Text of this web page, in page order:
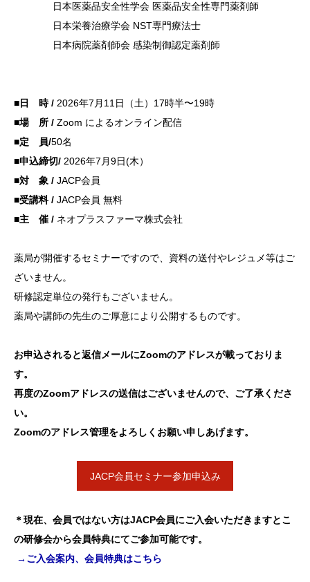
日本医薬品安全性学会 医薬品安全性専門薬剤師
日本栄養治療学会 NST専門療法士
日本病院薬剤師会 感染制御認定薬剤師
■日 時 / 2026年7月11日（土）17時半〜19時
■場 所 / Zoom によるオンライン配信
■定 員/50名
■申込締切/ 2026年7月9日(木）
■対 象 / JACP会員
■受講料 / JACP会員 無料
■主 催 / ネオプラスファーマ株式会社
薬局が開催するセミナーですので、資料の送付やレジュメ等はご
ざいません。
研修認定単位の発行もございません。
薬局や講師の先生のご厚意により公開するものです。
お申込されると返信メールにZoomのアドレスが載っておりま
す。
再度のZoomアドレスの送信はございませんので、ご了承くださ
い。
Zoomのアドレス管理をよろしくお願い申しあげます。
JACP会員セミナー参加申込み
＊現在、会員ではない方はJACP会員にご入会いただきますとこ
の研修会から会員特典にてご参加可能です。
→ご入会案内、会員特典はこちら